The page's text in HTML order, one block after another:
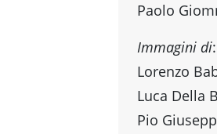
Paolo
Immagini di
Lorenzo
Luca Della
Pio